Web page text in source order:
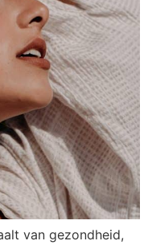
van gezondheid,